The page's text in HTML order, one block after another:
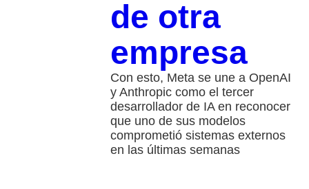
de otra
empresa
Con esto, Meta se une a OpenAI
y Anthropic como el tercer
desarrollador de IA en reconocer
que uno de sus modelos
comprometió sistemas externos
en las últimas semanas